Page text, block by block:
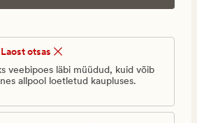
Laost otsas
veebipoes läbi müüdud, kuid võib
allpool loetletud kaupluses.